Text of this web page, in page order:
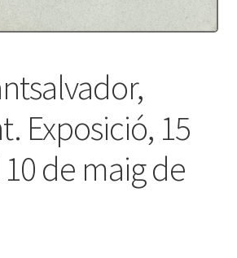
Exposició, 15
10 de maig de